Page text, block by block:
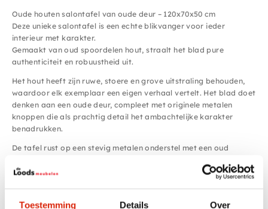
Toestemming Details Over
Oude houten salontafel van oude deur – 120x70x50 cm
Deze unieke salontafel is een echte blikvanger voor ieder
interieur met karakter.
Gemaakt van oud spoordelen hout, straalt het blad pure
authenticiteit en robuustheid uit.
Het hout heeft zijn ruwe, stoere en grove uitstraling behouden,
waardoor elk exemplaar een eigen verhaal vertelt. Het blad doet
denken aan een oude deur, compleet met originele metalen
knoppen die als prachtig detail het ambachtelijke karakter
benadrukken.
De tafel rust op een stevig metalen onderstel met een oud
industriële ontwerp. Of je nu houdt van landelijk, industrieel of